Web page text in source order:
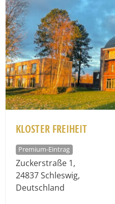
KLOSTER FREIHEIT
Premium-Eintrag
Zuckerstraße 1,
24837Schleswig,
Deutschland